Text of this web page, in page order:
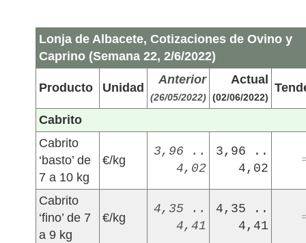
Lonja de Albacete, Cotizaciones de Ovino y
Caprino (Semana 22, 2/6/2022)
Producto Unidad
Anterior
(26/05/2022)
Actual
(02/06/2022)
Cabrito
Cabrito
‘basto’ de
7 a 10 kg
€/kg
3,96 ..
4,02
3,96 ..
4,02
Cabrito
‘fino’ de 7
a 9 kg
€/kg
4,35 ..
4,41
4,35 ..
4,41